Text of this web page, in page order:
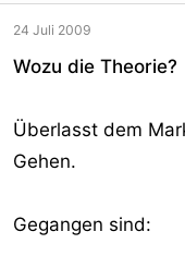
24 Juli 2009
Wozu die Theorie?
Überlasst dem
Gehen.
Gegangen sind: